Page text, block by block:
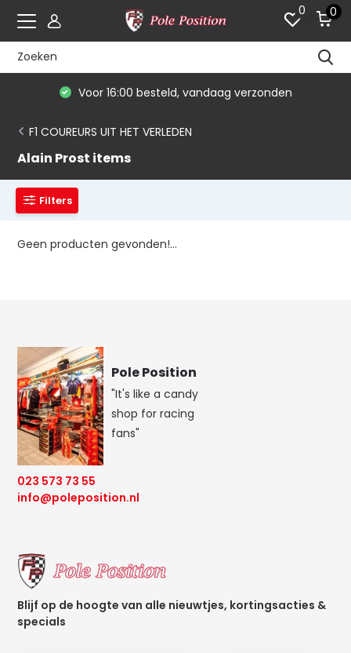
0 0
Voor 16:00 besteld, vandaag verzonden
F1 COUREURS UIT HET VERLEDEN
Alain Prost items
Filters
Geen producten gevonden!...
Pole Position
"It's like a candy
shop for racing
fans"
023 573 73 55
info@poleposition.nl
Blijf op de hoogte van alle nieuwtjes, kortingsacties &
specials